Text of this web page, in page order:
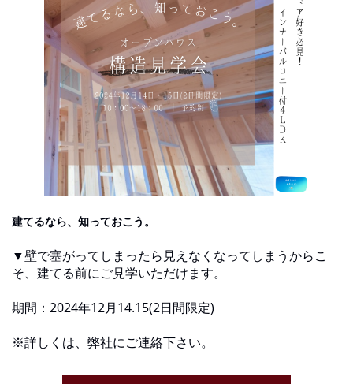
建てるなら、知っておこう。
▼壁で塞がってしまったら見えなくなってしまうからこ
そ、建てる前にご見学いただけます。
期間：2024年12月14.15(2日間限定)
※詳しくは、弊社にご連絡下さい。